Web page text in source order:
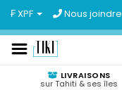
₣ XPF Nous joindre
LIVRAISONS
sur Tahiti & ses îles